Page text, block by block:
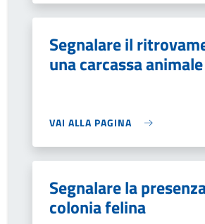
Segnalare il
una carcassa animale
VAI ALLA PAGINA
Segnalare la
colonia felina